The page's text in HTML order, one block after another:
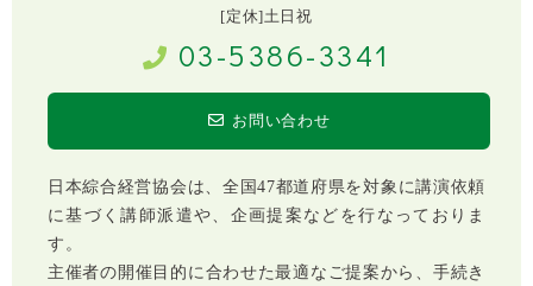
[定休]土日祝
03-5386-3341
お問い合わせ
日本綜合経営協会は、全国47都道府県を対象に講演依頼
に基づく講師派遣や、企画提案などを行なっておりま
す。
主催者の開催目的に合わせた最適なご提案から、手続き